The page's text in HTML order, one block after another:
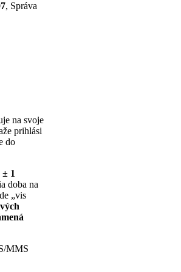
, Správa
na svoje
prihlási
do
± 1
doba na
„vis
MMS